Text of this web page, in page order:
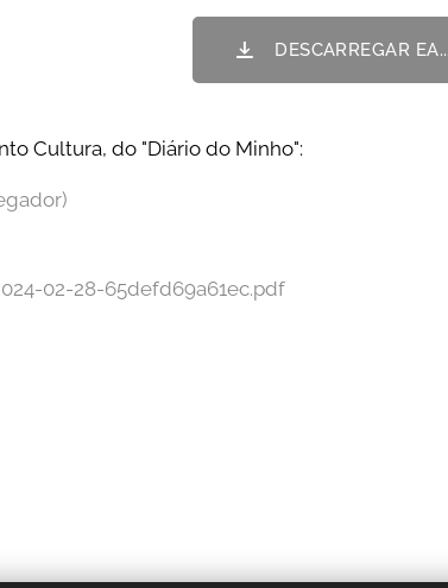
DESCARREGAR
Cultura, do "Diário do Minho":
02-28-65defd69a61ec.pdf